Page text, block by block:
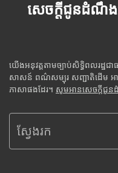
សេចក្តីជូនដំណឹង
យើងអនុវត្តតាមច្បាប់សិទ្ធិពលរដ្ឋ
សាសន៍ ពណ៌សម្បុរ សញ្ជាតិដើម អា
ភាសាផងដែរ។ សូមអានសេចក្តីជូ